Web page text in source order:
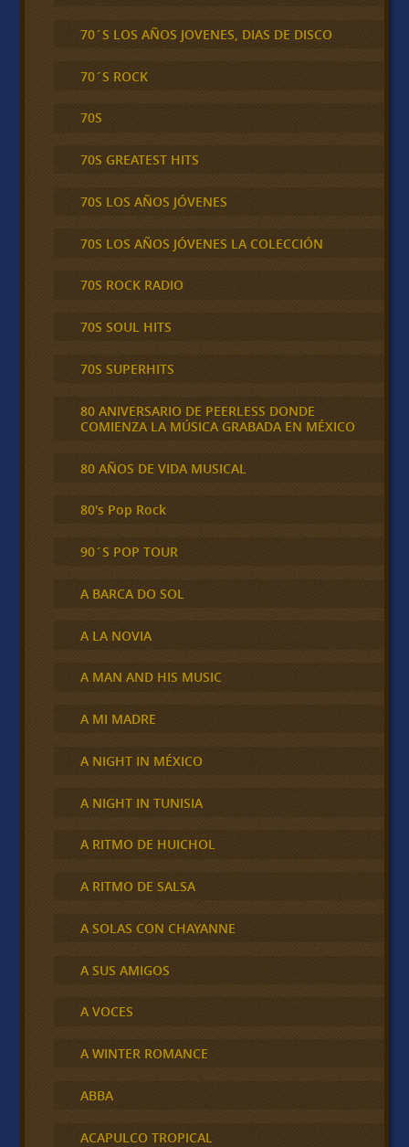
70´S LOS AÑOS JOVENES, DIAS DE DISCO
70´S ROCK
70S
70S GREATEST HITS
70S LOS AÑOS JÓVENES
70S LOS AÑOS JÓVENES LA COLECCIÓN
70S ROCK RADIO
70S SOUL HITS
70S SUPERHITS
80 ANIVERSARIO DE PEERLESS DONDE
COMIENZA LA MÚSICA GRABADA EN MÉXICO
80 AÑOS DE VIDA MUSICAL
80's Pop Rock
90´S POP TOUR
A BARCA DO SOL
A LA NOVIA
A MAN AND HIS MUSIC
A MI MADRE
A NIGHT IN MÉXICO
A NIGHT IN TUNISIA
A RITMO DE HUICHOL
A RITMO DE SALSA
A SOLAS CON CHAYANNE
A SUS AMIGOS
A VOCES
A WINTER ROMANCE
ABBA
ACAPULCO TROPICAL